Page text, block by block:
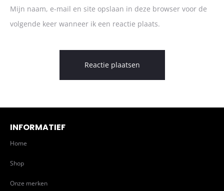
Mijn naam, e-mail en site opslaan in deze browser voor de
volgende keer wanneer ik een reactie plaats.
INFORMATIEF
Home
Shop
Onze merken